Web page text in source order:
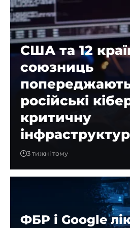
США та 12
союзниць
російські
критичну
3 тижні тому
ФБР і Google